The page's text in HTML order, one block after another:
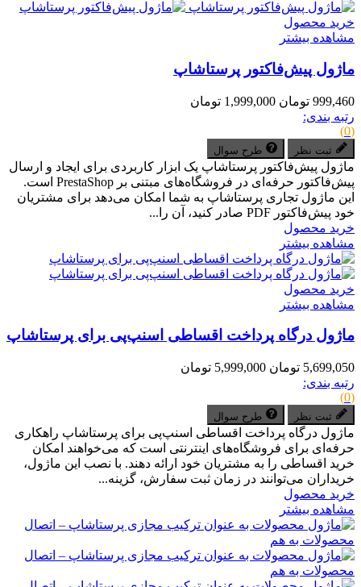
خرید محصول
مشاهده بیشتر
ماژول پیش‌فاکتور پرستاشاپ
999,460 تومان
1,999,000 تومان
رتبه بندی:
(0)
ثبت نظر طرح سوال
ماژول پیش‌فاکتور پرستاشاپ یک ابزار کاربردی برای ایجاد و ارسال
پیش‌فاکتور حرفه‌ای در فروشگاه‌های مبتنی بر PrestaShop است.
این ماژول تجاری پرستاشاپ به شما امکان می‌دهد برای مشتریان
خود پیش‌فاکتور PDF صادر کنید، آن را...
خرید محصول
مشاهده بیشتر
خرید محصول
مشاهده بیشتر
ماژول درگاه پرداخت اقساطی اسنپ‌پی برای پرستاشاپ
5,699,050 تومان
5,999,000 تومان
رتبه بندی:
(0)
ثبت نظر طرح سوال
ماژول درگاه پرداخت اقساطی اسنپ‌پی برای پرستاشاپ راهکاری
حرفه‌ای برای فروشگاه‌های اینترنتی است که می‌خواهند امکان
خرید اقساطی را به مشتریان خود ارائه دهند. با نصب این ماژول،
خریداران می‌توانند در زمان ثبت سفارش، گزینه...
خرید محصول
مشاهده بیشتر